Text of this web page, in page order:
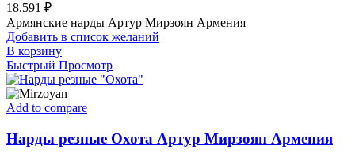
18.591 ₽
Армянские нарды Артур Мирзоян Армения
Добавить в список желаний
В корзину
Быстрый Просмотр
Add to compare
Нарды резные Охота Артур Мирзоян Армения